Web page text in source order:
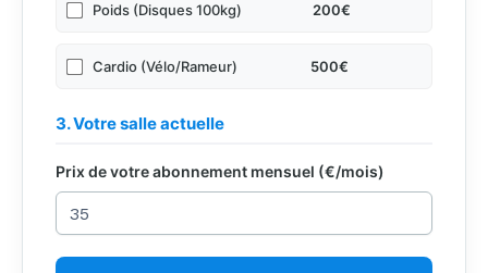
Poids (Disques 100kg) 200€
Cardio (Vélo/Rameur) 500€
3. Votre salle actuelle
Prix de votre abonnement mensuel (€/mois)